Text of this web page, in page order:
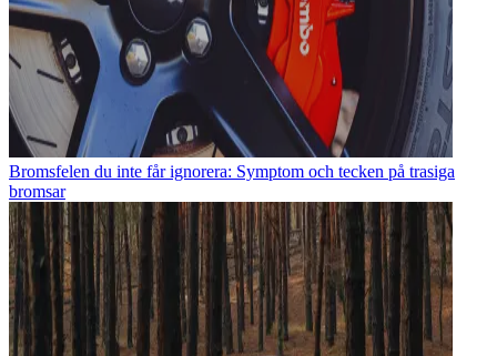
Bromsfelen du inte får ignorera: Symptom och tecken på trasiga
bromsar